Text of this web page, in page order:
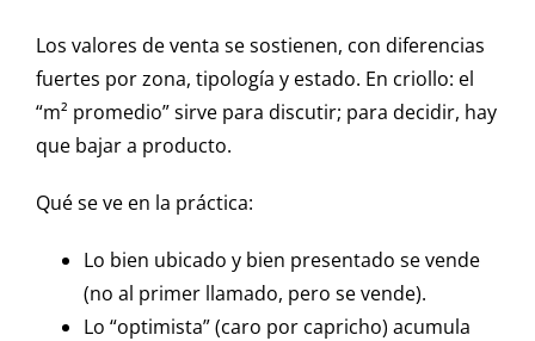
Los valores de venta se sostienen, con diferencias
fuertes por zona, tipología y estado. En criollo: el
“m² promedio” sirve para discutir; para decidir, hay
que bajar a producto.
Qué se ve en la práctica:
Lo bien ubicado y bien presentado se vende
(no al primer llamado, pero se vende).
Lo “optimista” (caro por capricho) acumula